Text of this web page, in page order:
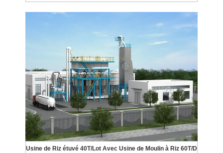
Usine de Riz étuvé 40T/Lot Avec Usine de Moulin à Riz 60T/D